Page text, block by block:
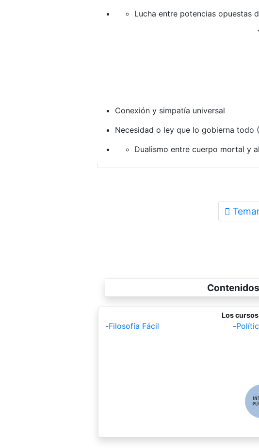
Lucha entre potencias opuestas de
Conexión y simpatía universal
Necesidad o ley que lo gobierna todo
Dualismo entre cuerpo mortal y
Los
-Filosofía Fácil -